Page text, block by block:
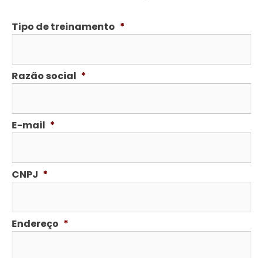
Tipo de treinamento *
Razão social *
E-mail *
CNPJ *
Endereço *